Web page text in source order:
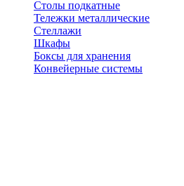
Столы подкатные
Тележки металлические
Стеллажи
Шкафы
Боксы для хранения
Конвейерные системы